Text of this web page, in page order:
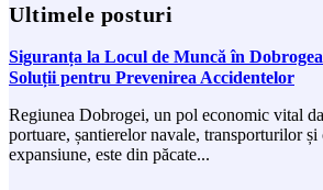
Ultimele posturi
Siguranța la Locul de Muncă în
Soluții pentru Prevenirea Accidentelor
Regiunea Dobrogei, un pol economic vital
portuare, șantierelor navale, transporturilor
expansiune, este din păcate...